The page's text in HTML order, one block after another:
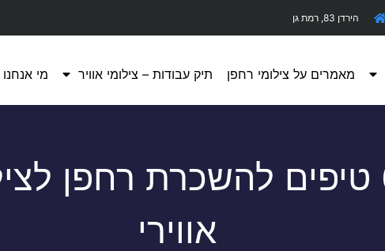
הירדן 83, רמת גן
מאמרים על צילומי רחפן תיק עבודות – צילומי אוויר מי אנחנו
6 טיפים להשכרת רחפן
אווירי